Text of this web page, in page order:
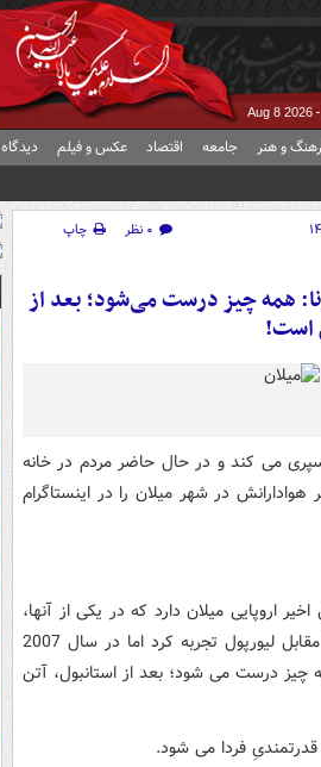
Aug 8 2026
و هنر جامعه اقتصاد عکس و فیلم دیدگاه
۰ نظر
چاپ
همه چیز درست می‌شود؛ بعد از
است!
سپری می کند و در حال حاضر مردم در خانه
در شهر میلان را در اینستاگرام
اروپایی میلان دارد که در یکی از آنها،
سال 2005 در استامبول روسونری شکست تلخی را مقابل لیورپول تجربه کرد اما در سال 2007
2-1 انتقام گرفت: همه چیز درست می شود؛ بعد از استانبول، آتن
فردا می شود.